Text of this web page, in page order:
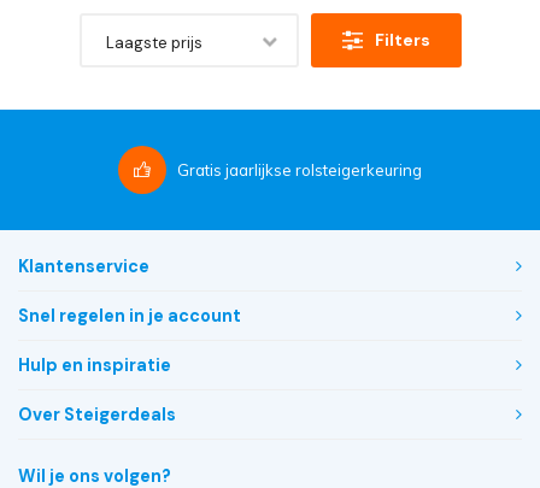
Laagste prijs Filters
Gratis jaarlijkse rolsteigerkeuring
Klantenservice
Snel regelen in je account
Hulp en inspiratie
Over Steigerdeals
Wil je ons volgen?